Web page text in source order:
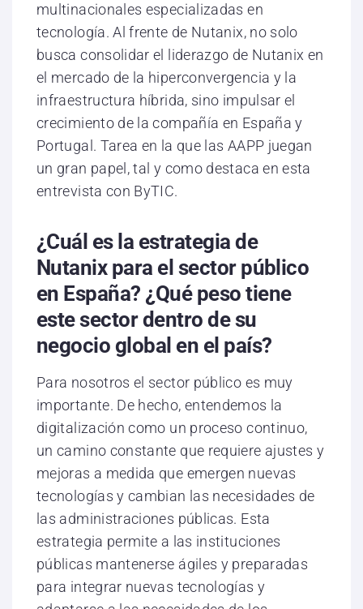
multinacionales especializadas en
tecnología. Al frente de Nutanix, no solo
busca consolidar el liderazgo de Nutanix en
el mercado de la hiperconvergencia y la
infraestructura híbrida, sino impulsar el
crecimiento de la compañía en España y
Portugal. Tarea en la que las AAPP juegan
un gran papel, tal y como destaca en esta
entrevista con ByTIC.
¿Cuál es la estrategia de
Nutanix para el sector público
en España? ¿Qué peso tiene
este sector dentro de su
negocio global en el país?
Para nosotros el sector público es muy
importante. De hecho, entendemos la
digitalización como un proceso continuo,
un camino constante que requiere ajustes y
mejoras a medida que emergen nuevas
tecnologías y cambian las necesidades de
las administraciones públicas. Esta
estrategia permite a las instituciones
públicas mantenerse ágiles y preparadas
para integrar nuevas tecnologías y